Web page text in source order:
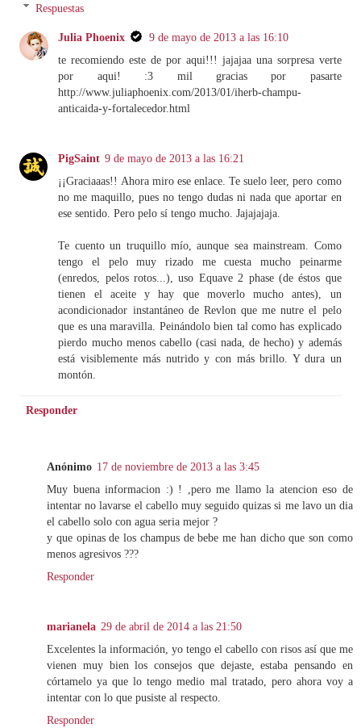
Respuestas
Julia Phoenix
9 de mayo de 2013 a las 16:10
te recomiendo este de por aqui!!! jajajaa una sorpresa verte
por aqui! :3 mil gracias por pasarte
http://www.juliaphoenix.com/2013/01/iherb-champu-
anticaida-y-fortalecedor.html
PigSaint 9 de mayo de 2013 a las 16:21
¡¡Graciaaas!! Ahora miro ese enlace. Te suelo leer, pero como
no me maquillo, pues no tengo dudas ni nada que aportar en
ese sentido. Pero pelo sí tengo mucho. Jajajajaja.
Te cuento un truquillo mío, aunque sea mainstream. Como
tengo el pelo muy rizado me cuesta mucho peinarme
(enredos, pelos rotos...), uso Equave 2 phase (de éstos que
tienen el aceite y hay que moverlo mucho antes), un
acondicionador instantáneo de Revlon que me nutre el pelo
que es una maravilla. Peinándolo bien tal como has explicado
pierdo mucho menos cabello (casi nada, de hecho) y además
está visiblemente más nutrido y con más brillo. Y dura un
montón.
Responder
Anónimo 17 de noviembre de 2013 a las 3:45
Muy buena informacion :) ! ,pero me llamo la atencion eso de
intentar no lavarse el cabello muy seguido quizas si me lavo un dia
el cabello solo con agua seria mejor ?
y que opinas de los champus de bebe me han dicho que son como
menos agresivos ???
Responder
marianela 29 de abril de 2014 a las 21:50
Excelentes la información, yo tengo el cabello con risos así que me
vienen muy bien los consejos que dejaste, estaba pensando en
córtamelo ya que lo tengo medio mal tratado, pero ahora voy a
intentar con lo que pusiste al respecto.
Responder